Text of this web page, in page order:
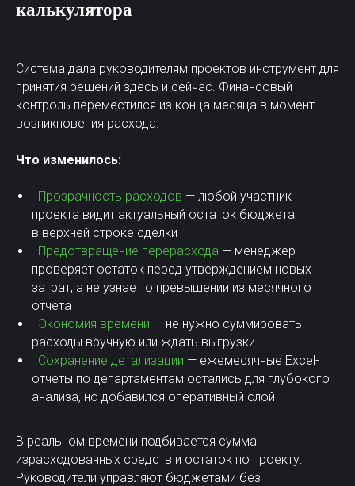
калькулятора
Система дала руководителям проектов инструмент для
принятия решений здесь и сейчас. Финансовый
контроль переместился из конца месяца в момент
возникновения расхода.
Что изменилось:
Прозрачность расходов — любой участник
проекта видит актуальный остаток бюджета
в верхней строке сделки
Предотвращение перерасхода — менеджер
проверяет остаток перед утверждением новых
затрат, а не узнает о превышении из месячного
отчета
Экономия времени — не нужно суммировать
расходы вручную или ждать выгрузки
Сохранение детализации — ежемесячные Excel-
отчеты по департаментам остались для глубокого
анализа, но добавился оперативный слой
В реальном времени подбивается сумма
израсходованных средств и остаток по проекту.
Руководители управляют бюджетами без